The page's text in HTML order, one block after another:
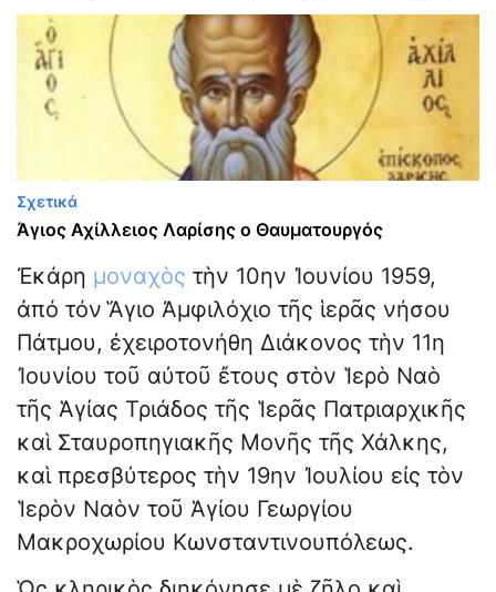
Σχετικά
Άγιος Αχίλλειος Λαρίσης o Θαυματουργός
Ἐκάρη μοναχὸς τὴν 10ην Ἰουνίου 1959,
ἀπό τόν Ἅγιο Ἀμφιλόχιο τῆς ἱερᾶς νήσου
Πάτμου, ἐχειροτονήθη Διάκονος τὴν 11η
Ἰουνίου τοῦ αὐτοῦ ἔτους στὸν Ἱερὸ Ναὸ
τῆς Ἁγίας Τριάδος τῆς Ἱερᾶς Πατριαρχικῆς
καὶ Σταυροπηγιακῆς Μονῆς τῆς Χάλκης,
καὶ πρεσβύτερος τὴν 19ην Ἰουλίου εἰς τὸν
Ἱερὸν Ναὸν τοῦ Ἁγίου Γεωργίου
Μακροχωρίου Κωνσταντινουπόλεως.